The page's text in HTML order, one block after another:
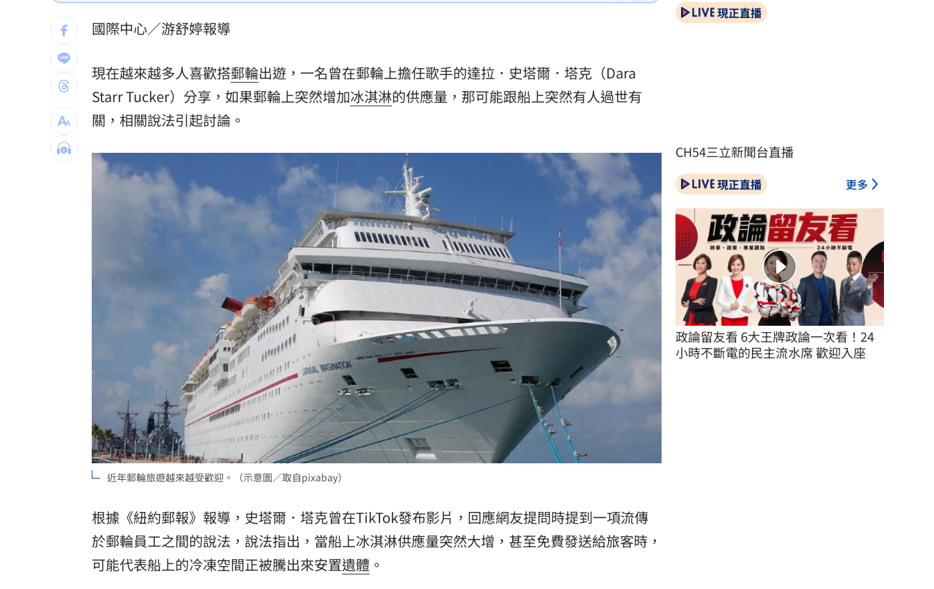
彰化橘色虎斑貓走失！飼主懸賞20萬找阿咪
買疫苗被詐10億！昔日半導體CEO認了被騙 15:58
劉若雪首度回應！捲入周杰倫私生子風波
選手一開口驚豔全場 歌王聽到一半變臉 15:55
蔡英文助攻蘇巧慧 李四川曝「大咖」應戰 15:52
台灣彩券開獎直播中
三立iNEWS新聞台線上直播 18:00
商場戰國來臨 台中「頂奢大道」逐漸成形 12:00
台彩父親節推新刮刮樂千萬頭獎超「爸」氣 12:00
「拍片人的多重宇宙」職涯論壇9/12登場！ 10:30
8國球員齊聚高雄 Formosa 7s掀足球熱潮 10:00
理想混蛋號召粉絲跨海追星吃美食！ 18:15
國際中心／游舒婷報導
現在越來越多人喜歡搭郵輪出遊，一名曾在郵輪上擔任歌手的達拉．史塔爾．塔克（Dara
Starr Tucker）分享，如果郵輪上突然增加冰淇淋的供應量，那可能跟船上突然有人過世有
關，相關說法引起討論。
近年郵輪旅遊越來越受歡迎。（示意圖／取自pixabay）
根據《紐約郵報》報導，史塔爾．塔克曾在TikTok發布影片，回應網友提問時提到一項流傳
於郵輪員工之間的說法，說法指出，當船上冰淇淋供應量突然大增，甚至免費發送給旅客時，
可能代表船上的冷凍空間正被騰出來安置遺體 。
現正直播
CH54三立新聞台直播
現正直播 更多
政論留友看 6大王牌政論一次看！24
小時不斷電的民主流水席 歡迎入座